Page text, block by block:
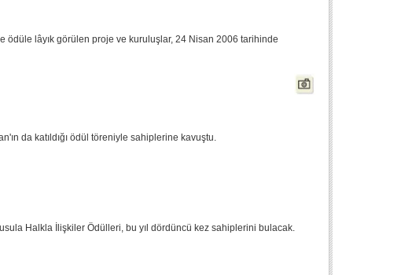
ödüle lâyık görülen proje ve kuruluşlar, 24 Nisan 2006 tarihinde
da katıldığı ödül töreniyle sahiplerine kavuştu.
Halkla İlişkiler Ödülleri, bu yıl dördüncü kez sahiplerini bulacak.